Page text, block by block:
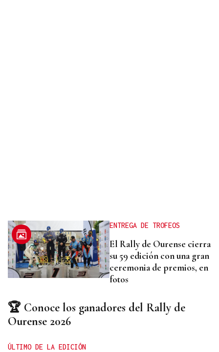
ENTREGA DE TROFEOS
El Rally de Ourense cierra
su 59 edición con una gran
ceremonia de premios, en
fotos
🏆 Conoce los ganadores del Rally de
Ourense 2026
ÚLTIMO DE LA EDICIÓN